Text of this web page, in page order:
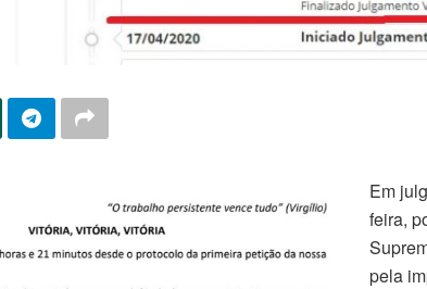
Em
feira,
pela